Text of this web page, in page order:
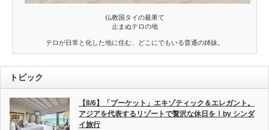
仏教国タイの最果て
止まぬテロの地
テロが日常と化した地に住む、どこにでもいる普通の姉妹。
トピック
【8/6】「プーケット」エキゾティック＆エレガント。
アジアを代表するリゾートで贅沢な休日を！by シンダ
イ旅行